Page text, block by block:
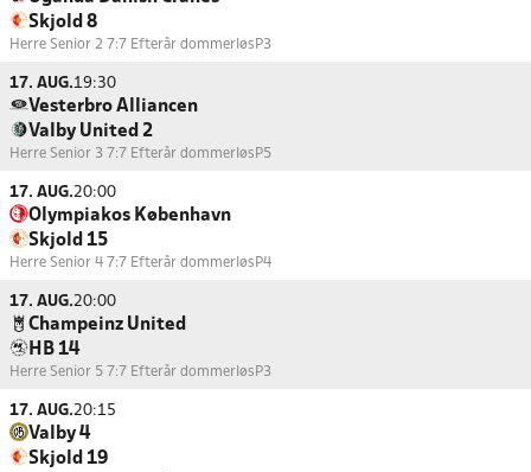
Skjold 8
Herre Senior 2 7:7 Efterår dommerløs P3
17. AUG.19:30
Vesterbro Alliancen
Valby United 2
Herre Senior 3 7:7 Efterår dommerløs P5
17. AUG.20:00
Olympiakos København
Skjold 15
Herre Senior 4 7:7 Efterår dommerløs P4
17. AUG.20:00
Champeinz United
HB 14
Herre Senior 5 7:7 Efterår dommerløs P3
17. AUG.20:15
Valby 4
Skjold 19